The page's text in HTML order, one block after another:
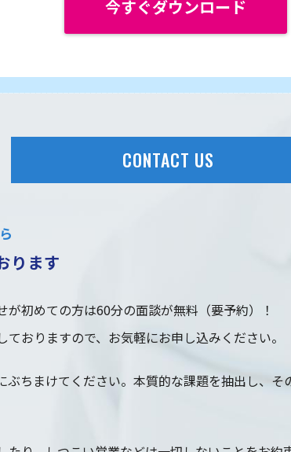
今すぐダウンロード
CONTACT US
ります
初めての方は60分の面談が無料（要予約）！
おりますので、お気軽にお申し込みください。
ちまけてください。本質的な課題を抽出し、